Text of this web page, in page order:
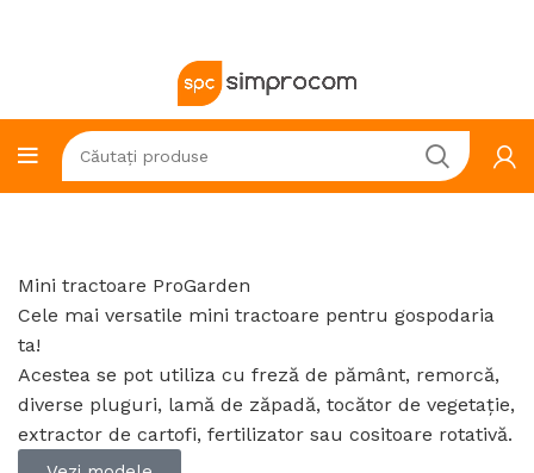
Mini tractoare ProGarden
Cele mai versatile mini tractoare pentru gospodaria
ta!
Acestea se pot utiliza cu freză de pământ, remorcă,
diverse pluguri, lamă de zăpadă, tocător de vegetație,
extractor de cartofi, fertilizator sau cositoare rotativă.